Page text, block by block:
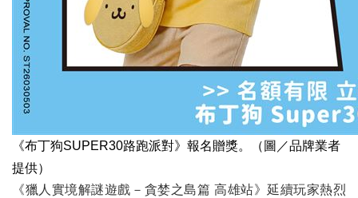
《布丁狗SUPER30路跑派對》報名贈獎。（圖／品牌業者
提供）
《獵人實境解謎遊戲－貪婪之島篇 高雄站》延續玩家熱烈